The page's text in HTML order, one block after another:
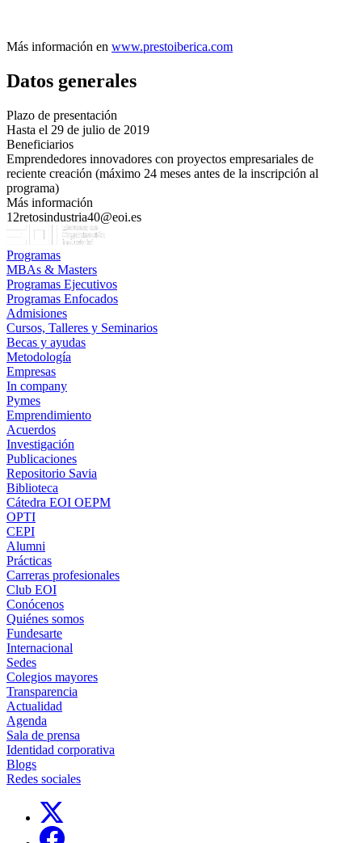
Más información en www.prestoiberica.com
Datos generales
Plazo de presentación
Hasta el 29 de julio de 2019
Beneficiarios
Emprendedores innovadores con proyectos empresariales de
reciente creación (máximo 24 meses antes de la inscripción al
programa)
Más información
12retosindustria40@eoi.es
Programas
MBAs & Masters
Programas Ejecutivos
Programas Enfocados
Admisiones
Cursos, Talleres y Seminarios
Becas y ayudas
Metodología
Empresas
In company
Pymes
Emprendimiento
Acuerdos
Investigación
Publicaciones
Repositorio Savia
Biblioteca
Cátedra EOI OEPM
OPTI
CEPI
Alumni
Prácticas
Carreras profesionales
Club EOI
Conócenos
Quiénes somos
Fundesarte
Internacional
Sedes
Colegios mayores
Transparencia
Actualidad
Agenda
Sala de prensa
Identidad corporativa
Blogs
Redes sociales
Links, Opens in this window